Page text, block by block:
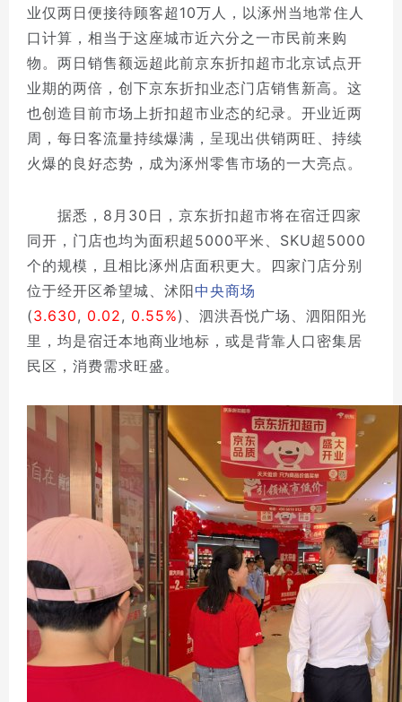
业仅两日便接待顾客超10万人，以涿州当地常住人
口计算，相当于这座城市近六分之一市民前来购
物。两日销售额远超此前京东折扣超市北京试点开
业期的两倍，创下京东折扣业态门店销售新高。这
也创造目前市场上折扣超市业态的纪录。开业近两
周，每日客流量持续爆满，呈现出供销两旺、持续
火爆的良好态势，成为涿州零售市场的一大亮点。
据悉，8月30日，京东折扣超市将在宿迁四家
同开，门店也均为面积超5000平米、SKU超5000
个的规模，且相比涿州店面积更大。四家门店分别
位于经开区希望城、沭阳中央商场
(3.630, 0.02, 0.55%) 、泗洪吾悦广场、泗阳阳光
里，均是宿迁本地商业地标，或是背靠人口密集居
民区，消费需求旺盛。